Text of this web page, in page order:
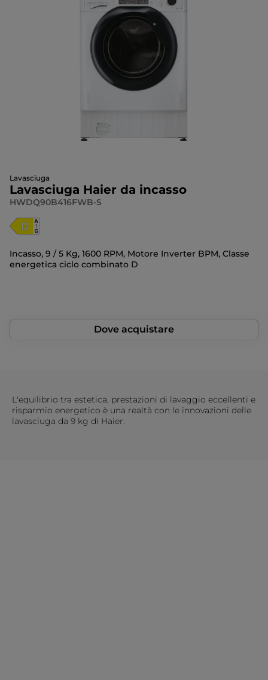
Lavasciuga
Lavasciuga Haier da incasso
HWDQ90B416FWB-S
Incasso, 9 / 5 Kg, 1600 RPM, Motore Inverter BPM, Classe
energetica ciclo combinato D
Dove acquistare
L'equilibrio tra estetica, prestazioni di lavaggio eccellenti e
risparmio energetico è una realtà con le innovazioni delle
lavasciuga da 9 kg di Haier.